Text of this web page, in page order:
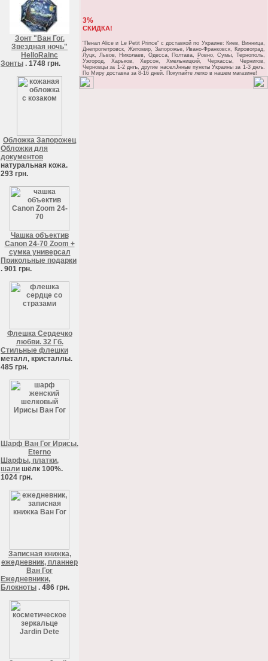
Зонт "Ван Гог.
Звездная ночь"
HelloRainc
Зонты . 1748 грн.
Обложка Запорожец
Обложки для
документов
натуральная кожа.
293 грн.
Чашка объектив
Canon 24-70 Zoom +
сумка универсал
Прикольные подарки
. 901 грн.
Флешка Сердечко
любви. 32 Гб.
Стильные флешки
металл, кристаллы.
485 грн.
Шарф Ван Гог Ирисы.
Eterno
Шарфы, платки,
шали шёлк 100%.
1024 грн.
Записная книжка,
ежедневник, планнер
Ван Гог
Ежедневники,
Блокноты . 486 грн.
3%
СКИДКА!
"Пенал Alice и Le Petit Prince" c доставкой по Украине: Киев, Винница,
Днепропетровск, Житомир, Запорожье, Ивано-Франковск, Кировоград,
Луцк, Львов, Николаев, Одесса, Полтава, Ровно, Сумы, Тернополь,
Ужгород, Харьков, Херсон, Хмельницкий, Черкассы, Чернигов,
Черновцы за 1-2 днљ, другие населЈнные пункты Украины за 1-3 днљ.
По Миру доставка за 8-16 дней. Покупайте легко в нашем магазине!